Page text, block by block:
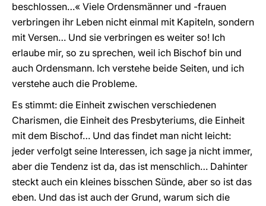
beschlossen…« Viele Ordensmänner und -frauen
verbringen ihr Leben nicht einmal mit Kapiteln, sondern
mit Versen… Und sie verbringen es weiter so! Ich
erlaube mir, so zu sprechen, weil ich Bischof bin und
auch Ordensmann. Ich verstehe beide Seiten, und ich
verstehe auch die Probleme.
Es stimmt: die Einheit zwischen verschiedenen
Charismen, die Einheit des Presbyteriums, die Einheit
mit dem Bischof… Und das findet man nicht leicht:
jeder verfolgt seine Interessen, ich sage ja nicht immer,
aber die Tendenz ist da, das ist menschlich… Dahinter
steckt auch ein kleines bisschen Sünde, aber so ist das
eben. Und das ist auch der Grund, warum sich die